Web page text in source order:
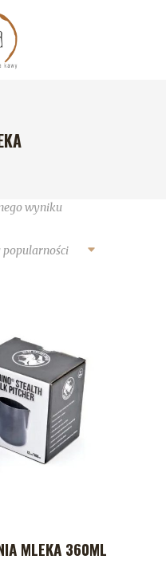
wyniku
popularności
KOSZYKA
MLEKA 360ML